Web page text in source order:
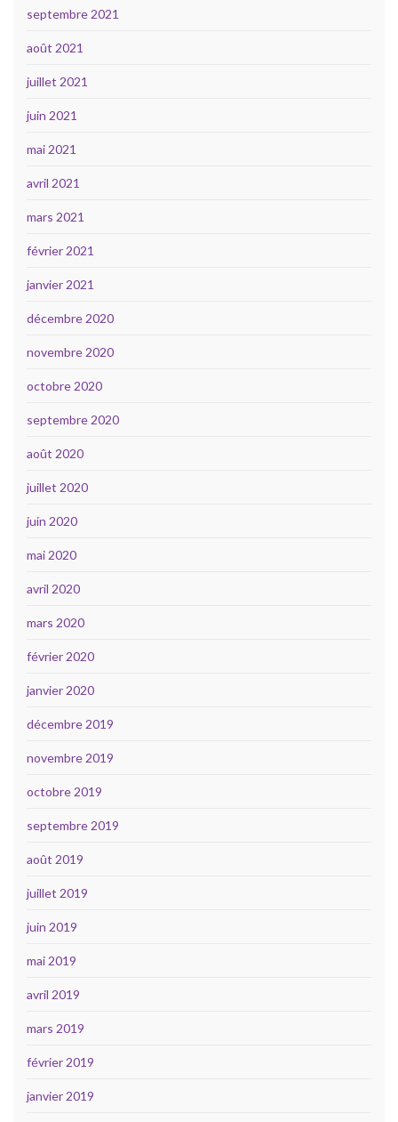
septembre 2021
août 2021
juillet 2021
juin 2021
mai 2021
avril 2021
mars 2021
février 2021
janvier 2021
décembre 2020
novembre 2020
octobre 2020
septembre 2020
août 2020
juillet 2020
juin 2020
mai 2020
avril 2020
mars 2020
février 2020
janvier 2020
décembre 2019
novembre 2019
octobre 2019
septembre 2019
août 2019
juillet 2019
juin 2019
mai 2019
avril 2019
mars 2019
février 2019
janvier 2019